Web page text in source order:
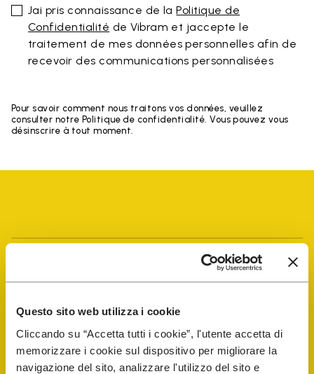
Questo sito web utilizza i cookie
Cliccando su “Accetta tutti i cookie”, l'utente accetta di
memorizzare i cookie sul dispositivo per migliorare la
navigazione del sito, analizzare l'utilizzo del sito e
Jai pris connaissance de laPolitique de
Confidentialité de Vibram et jaccepte le
traitement de mes données personnelles afin de
recevoir des communications personnalisées
Pour savoir comment nous traitons vos données, veuillez
consulter notre Politique de confidentialité. Vous pouvez vous
désinscrire à tout moment.
FiveFingers Guide
E-SHOP